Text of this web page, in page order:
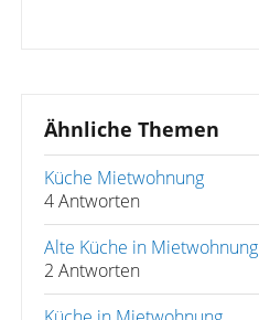
Ähnliche Themen
Küche Mietwohnung
4 Antworten
Alte Küche in Mietwohnung
2 Antworten